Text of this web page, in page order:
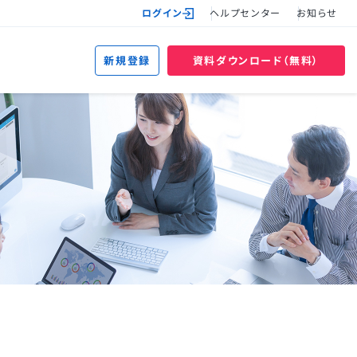
ログイン ヘルプセンター お知らせ
新規登録 資料ダウンロード（無料）